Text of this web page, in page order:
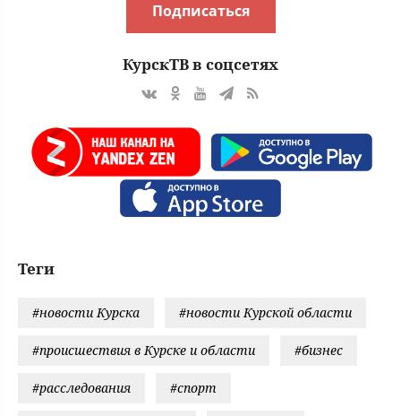
Подписаться
КурскТВ в соцсетях
Теги
#новости Курска #новости Курской области
#происшествия в Курске и области #бизнес
#расследования #спорт